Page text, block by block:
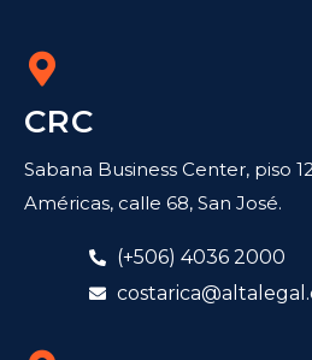
CRC
Sabana Business Center, piso
Américas, calle 68, San José.
(+506) 4036 2000